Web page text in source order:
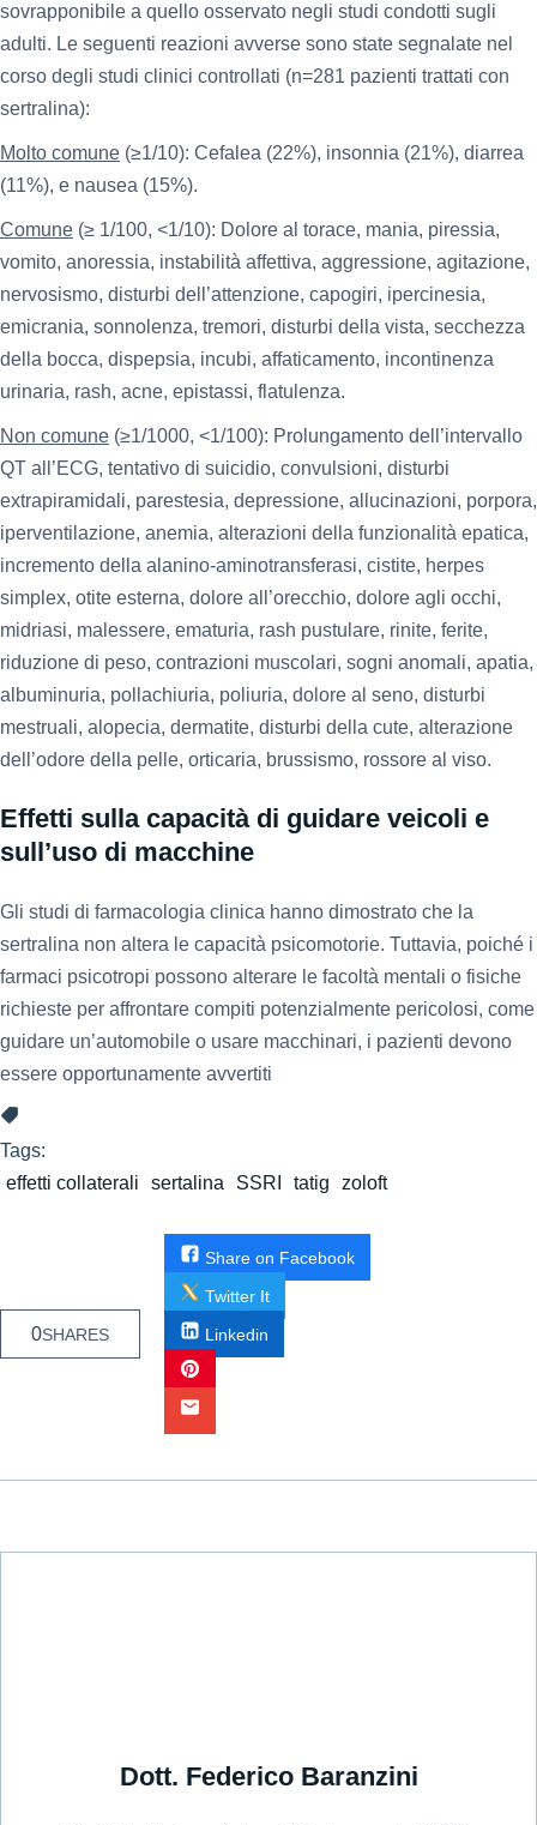
sovrapponibile a quello osservato negli studi condotti sugli
adulti. Le seguenti reazioni avverse sono state segnalate nel
corso degli studi clinici controllati (n=281 pazienti trattati con
sertralina):
Molto comune (≥1/10): Cefalea (22%), insonnia (21%), diarrea
(11%), e nausea (15%).
Comune (≥ 1/100, <1/10): Dolore al torace, mania, piressia,
vomito, anoressia, instabilità affettiva, aggressione, agitazione,
nervosismo, disturbi dell’attenzione, capogiri, ipercinesia,
emicrania, sonnolenza, tremori, disturbi della vista, secchezza
della bocca, dispepsia, incubi, affaticamento, incontinenza
urinaria, rash, acne, epistassi, flatulenza.
Non comune (≥1/1000, <1/100): Prolungamento dell’intervallo
QT all’ECG, tentativo di suicidio, convulsioni, disturbi
extrapiramidali, parestesia, depressione, allucinazioni, porpora,
iperventilazione, anemia, alterazioni della funzionalità epatica,
incremento della alanino-aminotransferasi, cistite, herpes
simplex, otite esterna, dolore all’orecchio, dolore agli occhi,
midriasi, malessere, ematuria, rash pustulare, rinite, ferite,
riduzione di peso, contrazioni muscolari, sogni anomali, apatia,
albuminuria, pollachiuria, poliuria, dolore al seno, disturbi
mestruali, alopecia, dermatite, disturbi della cute, alterazione
dell’odore della pelle, orticaria, brussismo, rossore al viso.
Effetti sulla capacità di guidare veicoli e
sull’uso di macchine
Gli studi di farmacologia clinica hanno dimostrato che la
sertralina non altera le capacità psicomotorie. Tuttavia, poiché i
farmaci psicotropi possono alterare le facoltà mentali o fisiche
richieste per affrontare compiti potenzialmente pericolosi, come
guidare un’automobile o usare macchinari, i pazienti devono
essere opportunamente avvertiti
Tags:
effetti collaterali
sertalina SSRI tatig zoloft
0SHARES
Share on Facebook
Twitter It
Linkedin
Dott. Federico Baranzini